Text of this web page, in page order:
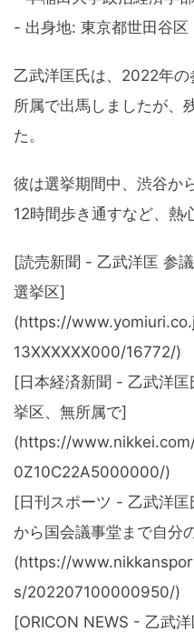
- 出身地: 東京都世田谷区
乙武洋匡氏は、2022年
所属で出馬しましたが、
た。
彼は選挙期間中、渋谷か
12時間歩き通すなど、熱
[読売新聞 - 乙武洋匡 参
選挙区]
(https://
13XXXXXX000/16772/)
[日本経済新聞 - 乙武洋
挙区、無所属で]
(https://
0Z10C22A5000000/)
[日刊スポーツ - 乙武洋
から国会議事堂まで自分
(https://
s/202207100000950/)
[ORICON NEWS - 乙武